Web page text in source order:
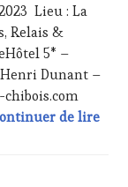
Lieu : La
Relais &
5* –
Dunant –
de lire